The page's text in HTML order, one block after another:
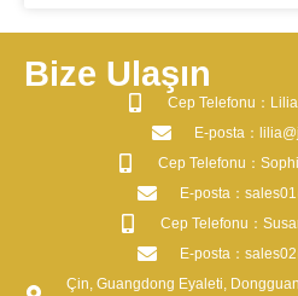
Bize Ulaşın
​Cep Telefonu：
​E-posta​：
​Cep Telefonu：
​E-posta​：
​Cep Telefonu：
​E-posta​：
Çin, Guangdong Eyaleti,